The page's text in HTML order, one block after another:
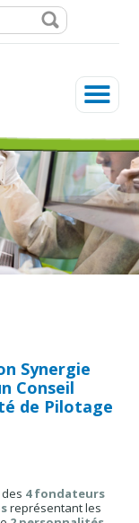
Synergie
Conseil
de Pilotage
4 fondateurs
représentant les